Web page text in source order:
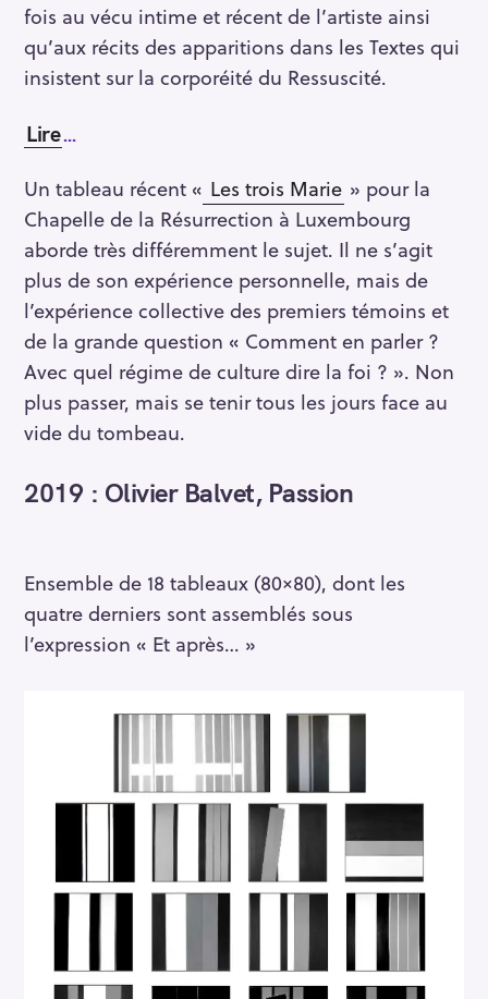
fois au vécu intime et récent de l’artiste ainsi
qu’aux récits des apparitions dans les Textes qui
insistent sur la corporéité du Ressuscité.
Lire…
Un tableau récent « Les trois Marie » pour la
Chapelle de la Résurrection à Luxembourg
aborde très différemment le sujet. Il ne s’agit
plus de son expérience personnelle, mais de
l’expérience collective des premiers témoins et
de la grande question « Comment en parler ?
Avec quel régime de culture dire la foi ? ». Non
plus passer, mais se tenir tous les jours face au
vide du tombeau.
2019 : Olivier Balvet, Passion
Ensemble de 18 tableaux (80×80), dont les
quatre derniers sont assemblés sous
l’expression « Et après… »
r
c
h
o
r
: